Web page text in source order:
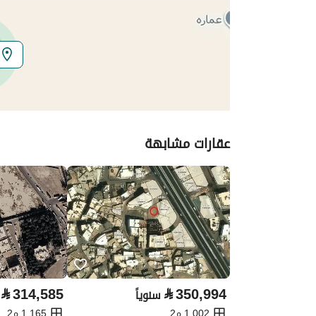
المنطقة
اسم الشارع
-
الرمز البريدي
تفاصيل العقار
نوع الإعلان
للإيجار
استخدام العقار
-
نوع العقار
اراضي سكنية
عقارات مشابهة
⃁350,994 سنوياً ⃁314,585